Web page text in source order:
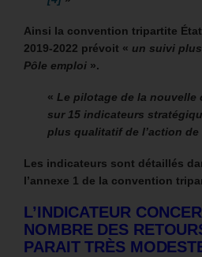
Ainsi la convention tripartite
2019-2022 prévoit « un suivi
Pôle emploi ».
« Le pilotage de la nouvelle
sur 15 indicateurs
plus qualitatif de l’action de
Les indicateurs sont détaillés
l’annexe 1 de la convention
L’INDICATEUR
NOMBRE DES
PARAIT TRÈS